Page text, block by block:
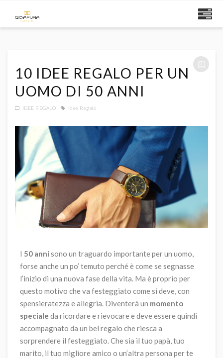
10 IDEE REGALO PER UN
UOMO DI 50 ANNI
IDEE REGALO Idee Regalo
I 50 anni sono un traguardo importante per un uomo,
forse anche un po’ temuto perché è come se segnasse
l’inizio di una nuova fase della vita. Ma è proprio per
questo motivo che va festeggiato come si deve, con
spensieratezza e allegria. Diventerà un momento
speciale da ricordare e rievocare e deve essere quindi
accompagnato da un bel regalo che riesca a
sorprendere il festeggiato. Che sia il tuo papà, tuo
marito, il tuo migliore amico o un’altra persona per te